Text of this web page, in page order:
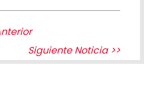
Siguiente Noticia >>